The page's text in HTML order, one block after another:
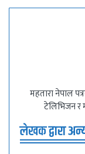
महतारा नेपाल
टेलिभिजन र
लेखक द्वारा